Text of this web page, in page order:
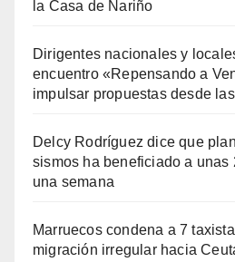
la Casa de Nariño
Dirigentes nacionales y
encuentro «Repensando a
impulsar propuestas desde
Delcy Rodríguez dice que
sismos ha beneficiado a unas
una semana
Marruecos condena a 7
migración irregular hacia